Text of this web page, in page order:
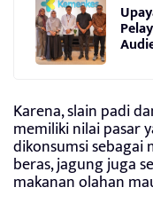
Karena, slain padi
memiliki nilai pasar
dikonsumsi sebagai
beras, jagung juga
makanan olahan